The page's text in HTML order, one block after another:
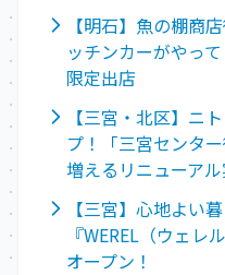
【明石】魚の棚商
ッチンカーがやっ
限定出店
【三宮・北区】ニ
プ！「三宮センタ
増えるリニューア
【三宮】心地よい
『WEREL（ウェ
オープン！